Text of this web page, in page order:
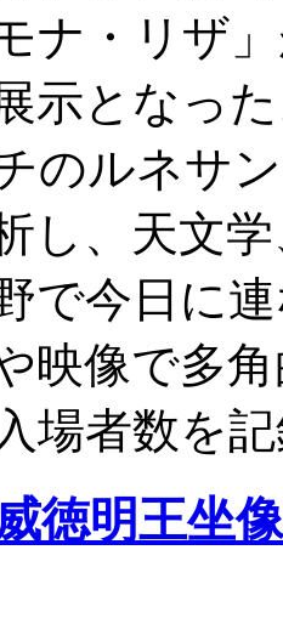
ナ・リザ
示となっ
のルネサ
し、天文
で今日に
映像で多
場者数を
徳明王坐